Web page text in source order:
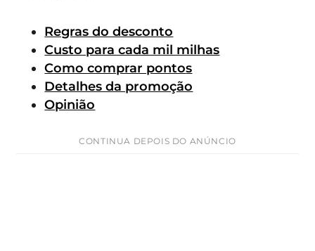
Regras do desconto
Custo para cada mil milhas
Como comprar pontos
Detalhes da promoção
Opinião
CONTINUA DEPOIS DO ANÚNCIO